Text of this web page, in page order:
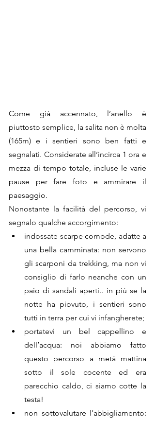
Come già accennato, l’anello è
piuttosto semplice, la salita non è molta
(165m) e i sentieri sono ben fatti e
segnalati. Considerate all’incirca 1 ora e
mezza di tempo totale, incluse le varie
pause per fare foto e ammirare il
paesaggio.
Nonostante la facilità del percorso, vi
segnalo qualche accorgimento:
indossate scarpe comode, adatte a
una bella camminata: non servono
gli scarponi da trekking, ma non vi
consiglio di farlo neanche con un
paio di sandali aperti.. in più se la
notte ha piovuto, i sentieri sono
tutti in terra per cui vi infangherete;
portatevi un bel cappellino e
dell’acqua: noi abbiamo fatto
questo percorso a metà mattina
sotto il sole cocente ed era
parecchio caldo, ci siamo cotte la
testa!
non sottovalutare l’abbigliamento: